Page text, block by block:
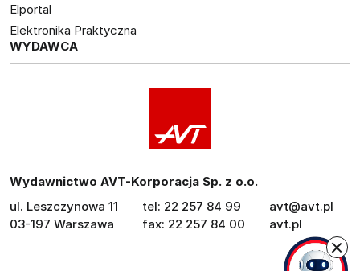
Elportal
Elektronika Praktyczna
WYDAWCA
Wydawnictwo AVT-Korporacja Sp. z o.o.
ul. Leszczynowa 11
03-197 Warszawa
tel: 22 257 84 99
fax: 22 257 84 00
avt@avt.pl
avt.pl